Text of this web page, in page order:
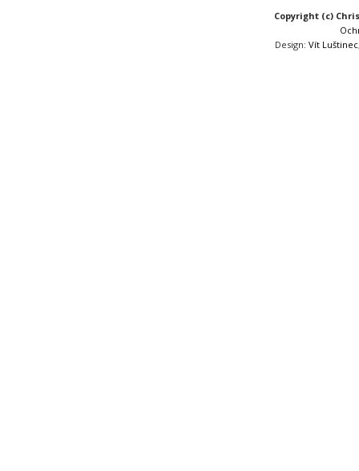
Copyright (c)
Design:Vít Luštinec